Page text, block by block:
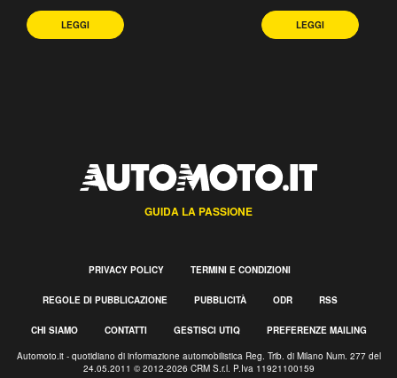
LEGGI LEGGI
GUIDA LA PASSIONE
PRIVACY POLICY TERMINI E CONDIZIONI
REGOLE DI PUBBLICAZIONE PUBBLICITÀ ODR RSS
CHI SIAMO CONTATTI GESTISCI UTIQ PREFERENZE MAILING
Automoto.it - quotidiano di informazione automobilistica Reg. Trib. di Milano Num. 277 del
24.05.2011 © 2012-2026 CRM S.r.l. P.Iva 11921100159